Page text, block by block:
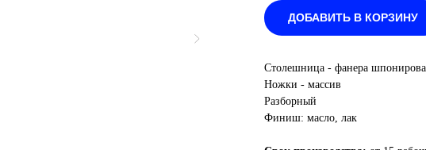
ДОБАВИТЬ В КОРЗИНУ
Столешница - фанера
Ножки - массив
Разборный
Финиш: масло, лак